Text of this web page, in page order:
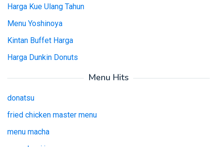
Harga Kue Ulang Tahun
Menu Yoshinoya
Kintan Buffet Harga
Harga Dunkin Donuts
Menu Hits
donatsu
fried chicken master menu
menu macha